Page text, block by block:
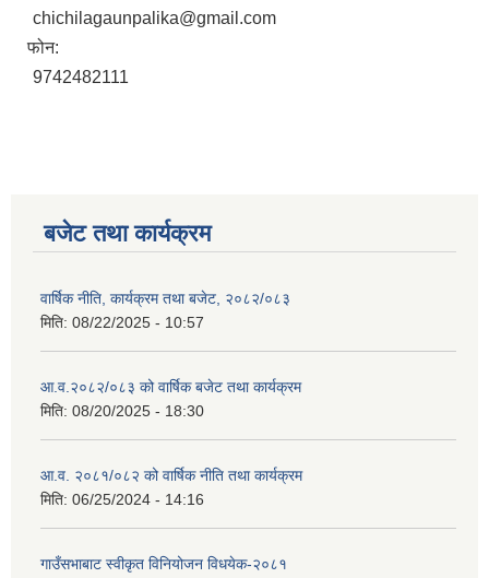
chichilagaunpalika@gmail.com
फोन:
9742482111
बजेट तथा कार्यक्रम
वार्षिक नीति, कार्यक्रम तथा बजेट, २०८२/०८३
मिति: 08/22/2025 - 10:57
आ.व.२०८२/०८३ को वार्षिक बजेट तथा कार्यक्रम
मिति: 08/20/2025 - 18:30
आ.व. २०८१/०८२ को वार्षिक नीति तथा कार्यक्रम
मिति: 06/25/2024 - 14:16
गाउँसभाबाट स्वीकृत विनियोजन विधयेक-२०८१